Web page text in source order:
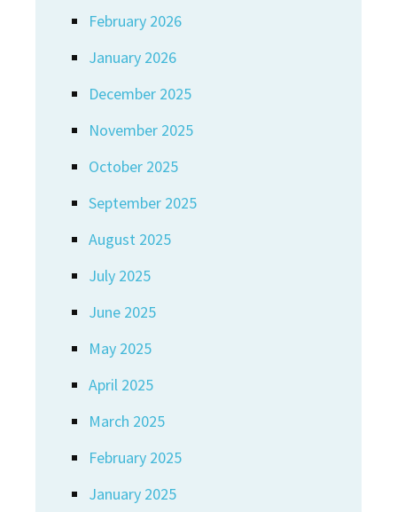
February 2026
January 2026
December 2025
November 2025
October 2025
September 2025
August 2025
July 2025
June 2025
May 2025
April 2025
March 2025
February 2025
January 2025